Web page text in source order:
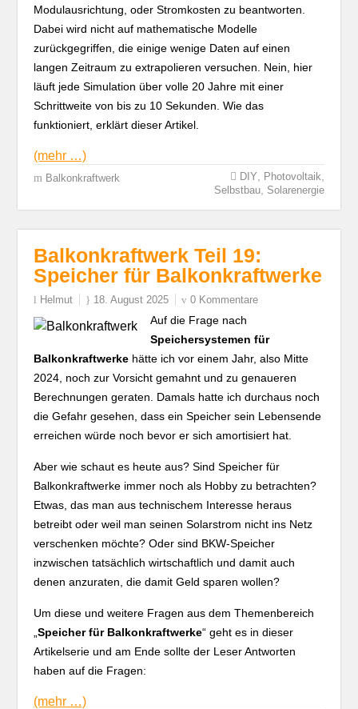
Modulausrichtung, oder Stromkosten zu beantworten.
Dabei wird nicht auf mathematische Modelle
zurückgegriffen, die einige wenige Daten auf einen
langen Zeitraum zu extrapolieren versuchen. Nein, hier
läuft jede Simulation über volle 20 Jahre mit einer
Schrittweite von bis zu 10 Sekunden. Wie das
funktioniert, erklärt dieser Artikel.
(mehr …)
Balkonkraftwerk DIY Photovoltaik
Selbstbau, Solarenergie
Balkonkraftwerk Teil 19:
Speicher für Balkonkraftwerke
Helmut 18. August 2025 0 Kommentare
Auf die Frage nach
Speichersystemen für
Balkonkraftwerke hätte ich vor einem Jahr, also Mitte
2024, noch zur Vorsicht gemahnt und zu genaueren
Berechnungen geraten. Damals hatte ich durchaus noch
die Gefahr gesehen, dass ein Speicher sein Lebensende
erreichen würde noch bevor er sich amortisiert hat.
Aber wie schaut es heute aus? Sind Speicher für
Balkonkraftwerke immer noch als Hobby zu betrachten?
Etwas, das man aus technischem Interesse heraus
betreibt oder weil man seinen Solarstrom nicht ins Netz
verschenken möchte? Oder sind BKW-Speicher
inzwischen tatsächlich wirtschaftlich und damit auch
denen anzuraten, die damit Geld sparen wollen?
Um diese und weitere Fragen aus dem Themenbereich
„Speicher für Balkonkraftwerke“ geht es in dieser
Artikelserie und am Ende sollte der Leser Antworten
haben auf die Fragen:
(mehr …)